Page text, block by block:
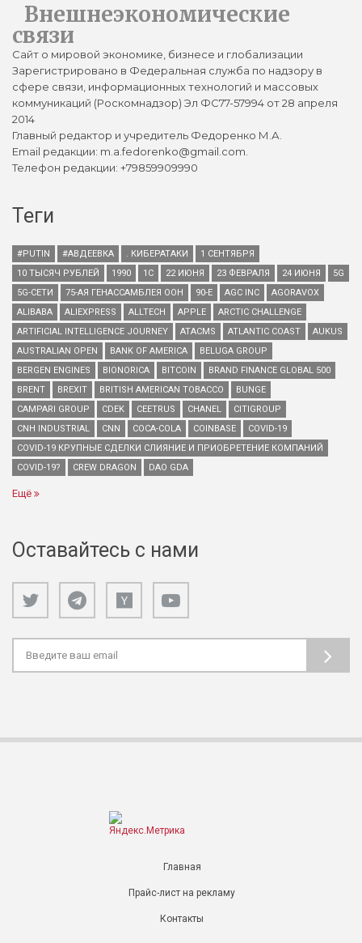
Внешнеэкономические
связи
Сайт о мировой экономике, бизнесе и глобализации
Зарегистрировано в Федеральная служба по надзору в
сфере связи, информационных технологий и массовых
коммуникаций (Роскомнадзор) Эл ФС77-57994 от 28 апреля
2014
Главный редактор и учредитель Федоренко М.А.
Email редакции: m.a.fedorenko@gmail.com.
Телефон редакции: +79859909990
Теги
#PUTIN #АВДЕЕВКА . КИБЕРАТАКИ
1 СЕНТЯБРЯ
10 ТЫСЯЧ РУБЛЕЙ
1990 1С 22 ИЮНЯ 23 ФЕВРАЛЯ 24 ИЮНЯ
5G
5G-СЕТИ
75-АЯ ГЕНАССАМБЛЕЯ ООН 90-Е AGC INC
AGORAVOX
ALIBABA
ALIEXPRESS ALLTECH APPLE
ARCTIC CHALLENGE
ARTIFICIAL INTELLIGENCE JOURNEY
ATACMS ATLANTIC COAST
AUKUS
AUSTRALIAN OPEN
BANK OF AMERICA
BELUGA GROUP
BERGEN ENGINES
BIONORICA BITCOIN
BRAND FINANCE GLOBAL 500
BRENT
BREXIT BRITISH AMERICAN TOBACCO
BUNGE
CAMPARI GROUP
CDEK CEETRUS CHANEL
CITIGROUP
CNH INDUSTRIAL
CNN COCA-COLA COINBASE
COVID-19
COVID-19 КРУПНЫЕ СДЕЛКИ СЛИЯНИЕ И ПРИОБРЕТЕНИЕ КОМПАНИЙ
COVID-19?
CREW DRAGON DAO GDA
Ещё
Оставайтесь с нами
Главная
Прайс-лист на рекламу
Контакты